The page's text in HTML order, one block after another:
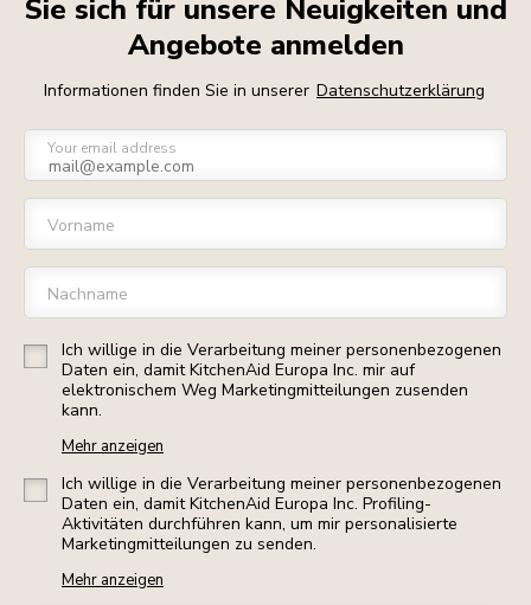
Sie sich für unsere Neuigkeiten und
Angebote anmelden
Informationen finden Sie in unserer Datenschutzerklärung
Your email address
Vorname
Nachname
Ich willige in die Verarbeitung meiner personenbezogenen
Daten ein, damit KitchenAid Europa Inc. mir auf
elektronischem Weg Marketingmitteilungen zusenden
kann.
Mehr anzeigen
Ich willige in die Verarbeitung meiner personenbezogenen
Daten ein, damit KitchenAid Europa Inc. Profiling-
Aktivitäten durchführen kann, um mir personalisierte
Marketingmitteilungen zu senden.
Mehr anzeigen